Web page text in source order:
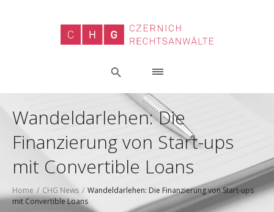
Wandeldarlehen: Die
Finanzierung von Start-ups
mit Convertible Loans
Home / CHG News / Wandeldarlehen: Die Finanzierung von Start-ups
mit Convertible Loans